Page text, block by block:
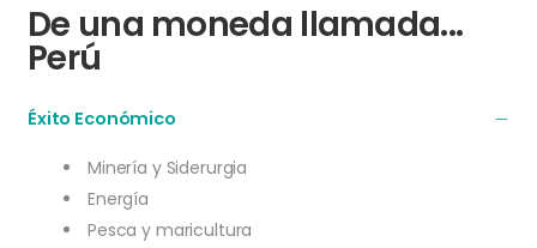
De una moneda llamada...
Perú
Éxito Económico
Minería y Siderurgia
Energía
Pesca y maricultura